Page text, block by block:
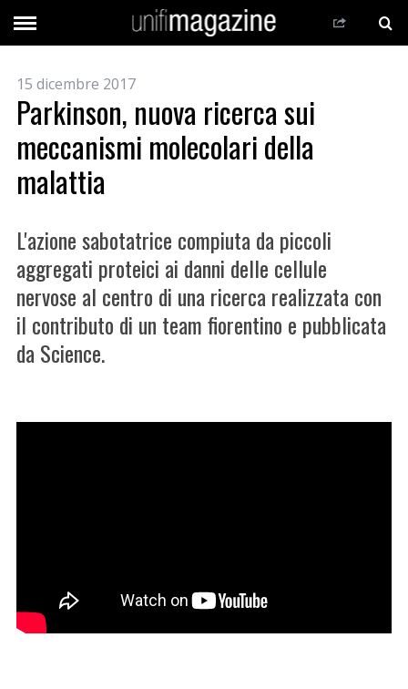
15 dicembre 2017
Parkinson, nuova ricerca sui
meccanismi molecolari della
malattia
L'azione sabotatrice compiuta da piccoli
aggregati proteici ai danni delle cellule
nervose al centro di una ricerca realizzata con
il contributo di un team fiorentino e pubblicata
da Science.